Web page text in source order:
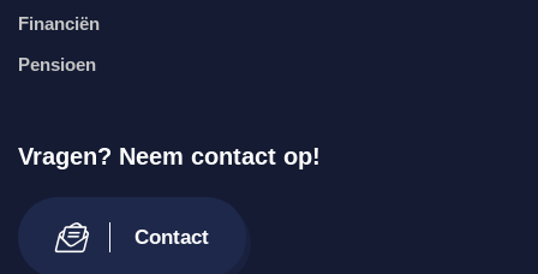
Financiën
Pensioen
Vragen? Neem contact op!
Contact